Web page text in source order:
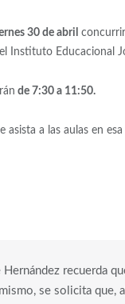
30 de abril
Instituto Educacional
de 7:30 a 11:50.
a las aulas en
recuerda
se solicita que,